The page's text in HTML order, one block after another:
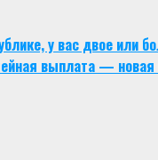
у вас двое или
выплата —